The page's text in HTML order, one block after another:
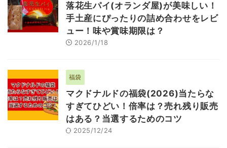
落花生パイ(オランダ屋)が美味しい！
手土産にぴったりの詰め合わせをレビ
ュー！味や賞味期限は？
2026/1/18
福袋
マクドナルドの福袋(2026)当たらな
すぎてひどい！倍率は？売れ残り販売
はある？当選するためのコツ
2025/12/24